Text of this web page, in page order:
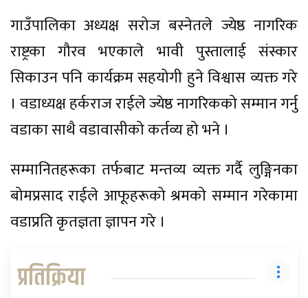
गाउँपालिका अध्यक्ष सरोज बस्नेतले ज्येष्ठ नागरिक
राष्ट्रका गौरव भएकाले भावी पुस्तालाई संस्कार
सिकाउन पनि कार्यक्रम सहयोगी हुने विश्वास व्यक्त गरे
। वडाध्यक्ष हर्कराज राईले ज्येष्ठ नागरिकको सम्मान गर्नु
वडाका साथै वडावासीको कर्तव्य हो भने ।
सम्मानितहरूका तर्फबाट मन्तव्य व्यक्त गर्दै लुङ्गिनका
बोमप्रसाद राईले आफूहरूको श्रमको सम्मान गरेकामा
वडाप्रति कृतज्ञता ज्ञापन गरे ।
प्रतिक्रिया